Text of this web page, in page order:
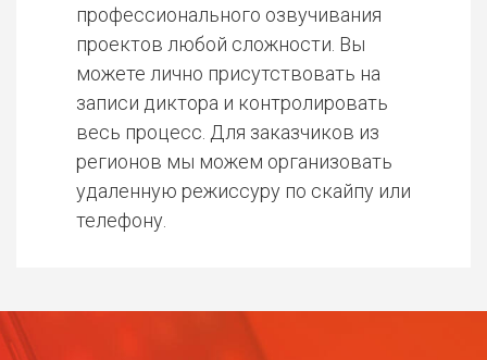
профессионального озвучивания
проектов любой сложности. Вы
можете лично присутствовать на
записи диктора и контролировать
весь процесс. Для заказчиков из
регионов мы можем организовать
удаленную режиссуру по скайпу или
телефону.